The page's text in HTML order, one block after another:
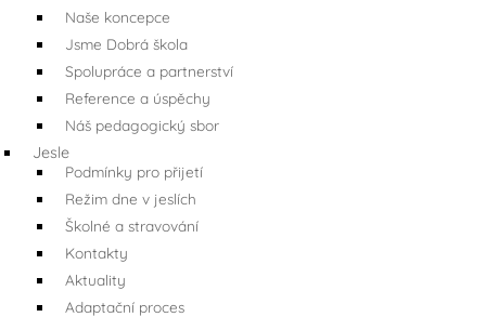
Naše koncepce
Jsme Dobrá škola
Spolupráce a partnerství
Reference a úspěchy
Náš pedagogický sbor
Jesle
Podmínky pro přijetí
Režim dne v jeslích
Školné a stravování
Kontakty
Aktuality
Adaptační proces